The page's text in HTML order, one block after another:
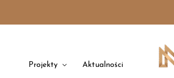
Projekty Aktualności